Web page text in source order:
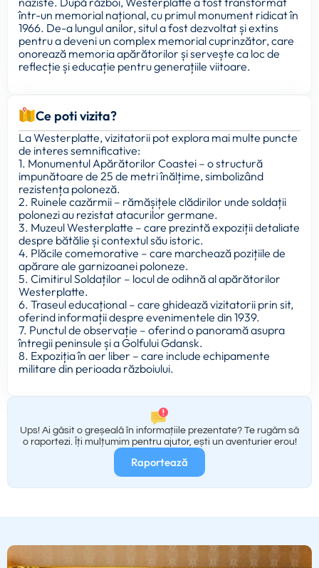
într-un memorial național, cu primul monument ridicat în
1966. De-a lungul anilor, situl a fost dezvoltat și extins
pentru a deveni un complex memorial cuprinzător, care
onorează memoria apărătorilor și servește ca loc de
reflecție și educație pentru generațiile viitoare.
Ce poti vizita?
La Westerplatte, vizitatorii pot explora mai multe puncte
de interes semnificative:
1. Monumentul Apărătorilor Coastei – o structură
impunătoare de 25 de metri înălțime, simbolizând
rezistența poloneză.
2. Ruinele cazărmii – rămășițele clădirilor unde soldații
polonezi au rezistat atacurilor germane.
3. Muzeul Westerplatte – care prezintă expoziții detaliate
despre bătălie și contextul său istoric.
4. Plăcile comemorative – care marchează pozițiile de
apărare ale garnizoanei poloneze.
5. Cimitirul Soldaților – locul de odihnă al apărătorilor
Westerplatte.
6. Traseul educațional – care ghidează vizitatorii prin sit,
oferind informații despre evenimentele din 1939.
7. Punctul de observație – oferind o panoramă asupra
întregii peninsule și a Golfului Gdansk.
8. Expoziția în aer liber – care include echipamente
militare din perioada războiului.
Ups! Ai găsit o greșeală în informațiile prezentate? Te rugăm să
o raportezi. Îți mulțumim pentru ajutor, ești un aventurier erou!
Raportează